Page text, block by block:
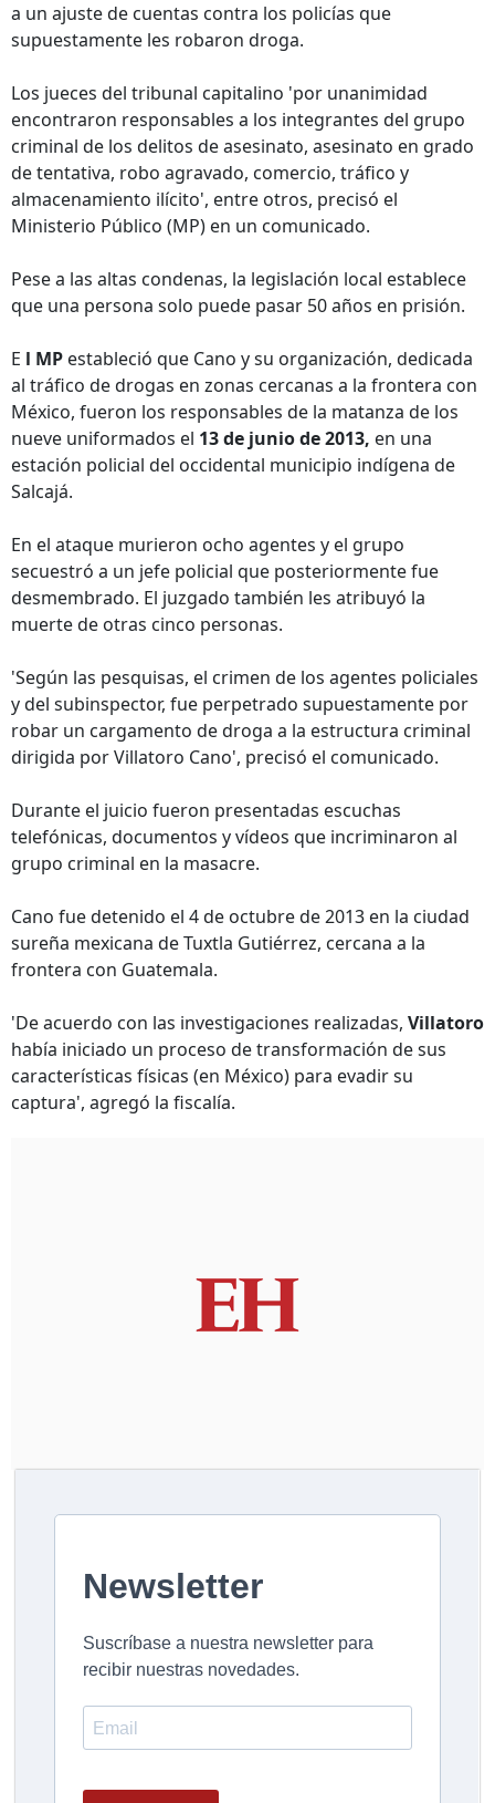
a un ajuste de cuentas contra los policías que
supuestamente les robaron droga.
Los jueces del tribunal capitalino 'por unanimidad
encontraron responsables a los integrantes del grupo
criminal de los delitos de asesinato, asesinato en grado
de tentativa, robo agravado, comercio, tráfico y
almacenamiento ilícito', entre otros, precisó el
Ministerio Público (MP) en un comunicado.
Pese a las altas condenas, la legislación local establece
que una persona solo puede pasar 50 años en prisión.
E l MP estableció que Cano y su organización, dedicada
al tráfico de drogas en zonas cercanas a la frontera con
México, fueron los responsables de la matanza de los
nueve uniformados el 13 de junio de 2013, en una
estación policial del occidental municipio indígena de
Salcajá.
En el ataque murieron ocho agentes y el grupo
secuestró a un jefe policial que posteriormente fue
desmembrado. El juzgado también les atribuyó la
muerte de otras cinco personas.
'Según las pesquisas, el crimen de los agentes policiales
y del subinspector, fue perpetrado supuestamente por
robar un cargamento de droga a la estructura criminal
dirigida por Villatoro Cano', precisó el comunicado.
Durante el juicio fueron presentadas escuchas
telefónicas, documentos y vídeos que incriminaron al
grupo criminal en la masacre.
Cano fue detenido el 4 de octubre de 2013 en la ciudad
sureña mexicana de Tuxtla Gutiérrez, cercana a la
frontera con Guatemala.
'De acuerdo con las investigaciones realizadas, Villatoro
había iniciado un proceso de transformación de sus
características físicas (en México) para evadir su
captura', agregó la fiscalía.